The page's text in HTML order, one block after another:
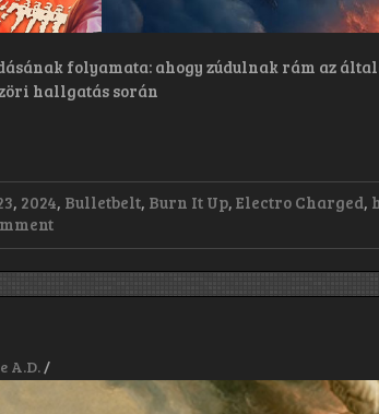
Warlord
the
it
original
song
writer.”
folyamata: ahogy zúdulnak rám az
hallgatás során
, 2024, Bulletbelt, Burn It Up,Electro Charged,
on
It
Up
A.D./